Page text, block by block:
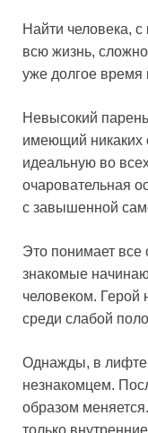
Найти человека,
всю жизнь,
уже долгое время
Невысокий
имеющий никаких
идеальную во
очаровательная
с завышенной
Это понимает все
знакомые
человеком. Герой
среди слабой
Однажды, в лифте
незнакомцем.
образом